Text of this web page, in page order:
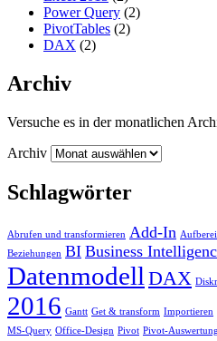
Power Query (2)
PivotTables (2)
DAX (2)
Archiv
Versuche es in der monatlichen
Archiv
Schlagwörter
Abrufen und transformieren Add-In
Beziehungen BI Business
Datenmodell DAX
2016 Gantt Get & transform Importieren
MS-Query Office-Design Pivot Pivot-Auswertung